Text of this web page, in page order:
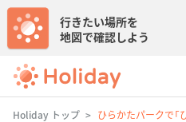
行きたい場所を
地図で確認しよう
Holiday トップ ひらかたパークで「